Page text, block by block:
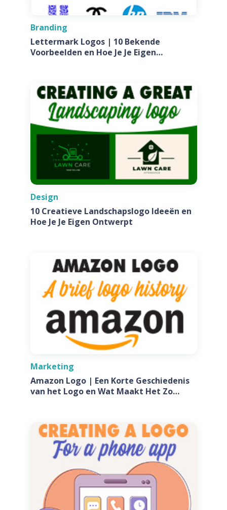
Branding
Lettermark Logos | 10 Bekende
Voorbeelden en Hoe Je Je Eigen
Design
10 Creatieve Landschapslogo Ideeën en
Hoe Je Je Eigen Ontwerpt
Marketing
Amazon Logo | Een Korte Geschiedenis
van het Logo en Wat Maakt Het Zo